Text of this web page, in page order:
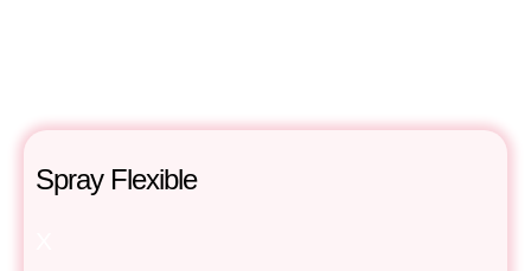
Spray Flexible